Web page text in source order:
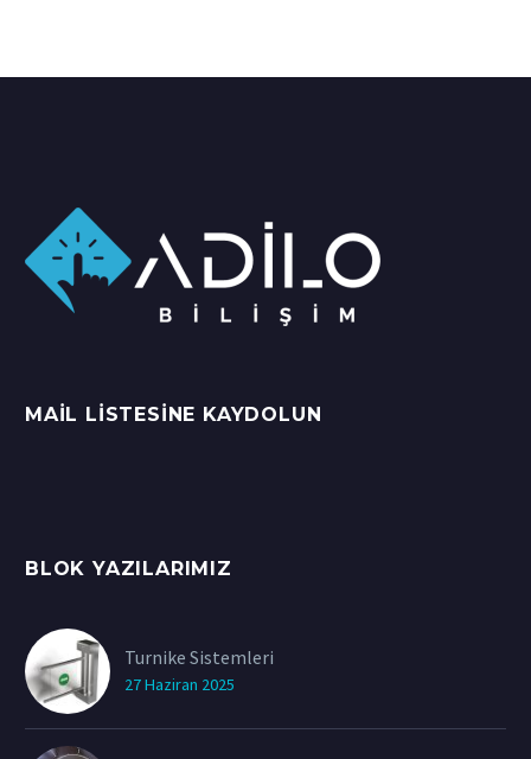
MAIL LISTESINE KAYDOLUN
BLOK YAZILARIMIZ
Turnike Sistemleri
27 Haziran 2025